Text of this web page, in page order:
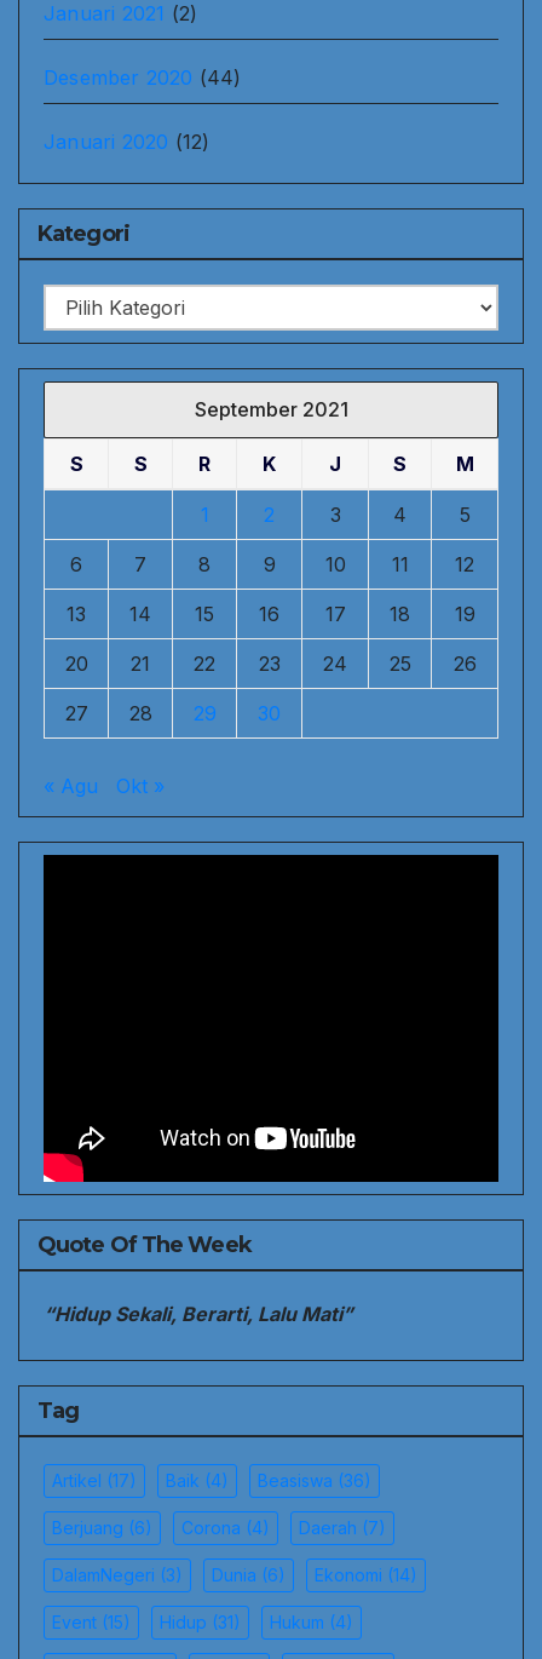
Januari 2021 (2)
Desember 2020 (44)
Januari 2020 (12)
Kategori
Kategori
September 2021
S S R K J S M
1 2 3 4 5
6 7 8 9 10 11 12
13 14 15 16 17 18 19
20 21 22 23 24 25 26
27 28 29 30
« Agu Okt »
Quote Of The Week
“Hidup Sekali, Berarti, Lalu Mati”
Tag
Artikel (17) Baik (4) Beasiswa (36)
Berjuang (6) Corona (4) Daerah (7)
DalamNegeri (3) Dunia (6) Ekonomi (14)
Event (15) Hidup (31) Hukum (4)